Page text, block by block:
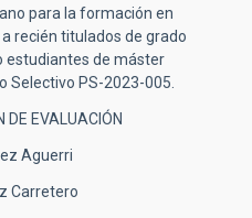
para la formación en
recién titulados de grado
estudiantes de máster
Selectivo PS-2023-005.
DE EVALUACIÓN
Aguerri
Carretero